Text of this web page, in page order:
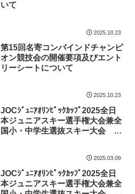
いて
2025.10.23
第15回名寄コンバインドチャンピ
オン競技会の開催要項及びエント
リーシートについて
2025.10.23
JOCｼﾞｭﾆｱｵﾘﾝﾋﾟｯｸｶｯﾌﾟ2025全日
本ジュニアスキー選手権大会兼全
国小・中学生選抜スキー大会 男
2025.03.09
JOCｼﾞｭﾆｱｵﾘﾝﾋﾟｯｸｶｯﾌﾟ2025全日
本ジュニアスキー選手権大会兼全